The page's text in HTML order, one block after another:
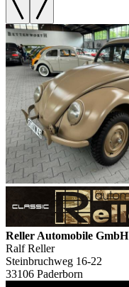
Reller Automobile GmbH
Ralf Reller
Steinbruchweg 16-22
33106 Paderborn